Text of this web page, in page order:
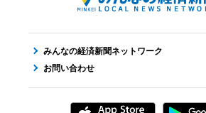
みんなの経済新聞ネットワーク
お問い合わせ